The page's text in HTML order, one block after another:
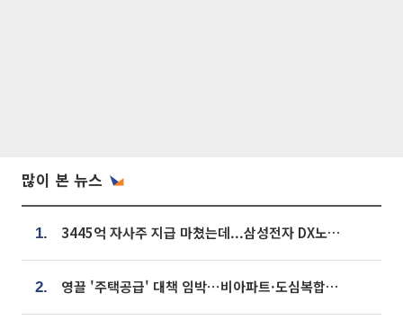
많이 본 뉴스
1. 3445억 자사주 지급 마쳤는데...삼성전자 DX노조, 뒤늦은 '떼쓰기 집회'
2. 영끌 '주택공급' 대책 임박⋯비아파트·도심복합까지 총동원